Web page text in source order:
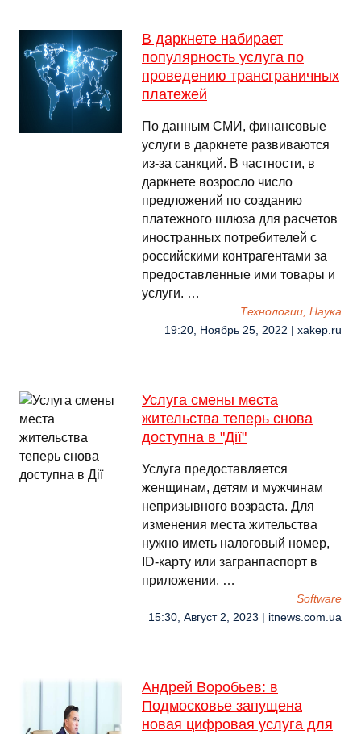
В даркнете набирает
популярность услуга по
проведению трансграничных
платежей
По данным СМИ, финансовые
услуги в даркнете развиваются
из-за санкций. В частности, в
даркнете возросло число
предложений по созданию
платежного шлюза для расчетов
иностранных потребителей с
российскими контрагентами за
предоставленные ими товары и
услуги. …
Технологии, Наука
19:20, Ноябрь 25, 2022 | xakep.ru
Услуга смены места
жительства теперь снова
доступна в "Дії"
Услуга предоставляется
женщинам, детям и мужчинам
непризывного возраста. Для
изменения места жительства
нужно иметь налоговый номер,
ID-карту или загранпаспорт в
приложении. …
Software
15:30, Август 2, 2023 | itnews.com.ua
Андрей Воробьев: в
Подмосковье запущена
новая цифровая услуга для